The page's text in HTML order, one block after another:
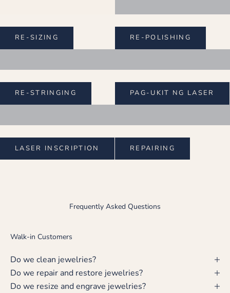
RE-SIZING RE-POLISHING
RE-STRINGING PAG-UKIT NG LASER
LASER INSCRIPTION REPAIRING
Frequently Asked Questions
Walk-in Customers
Do we clean jewelries?
Do we repair and restore jewelries?
Do we resize and engrave jewelries?